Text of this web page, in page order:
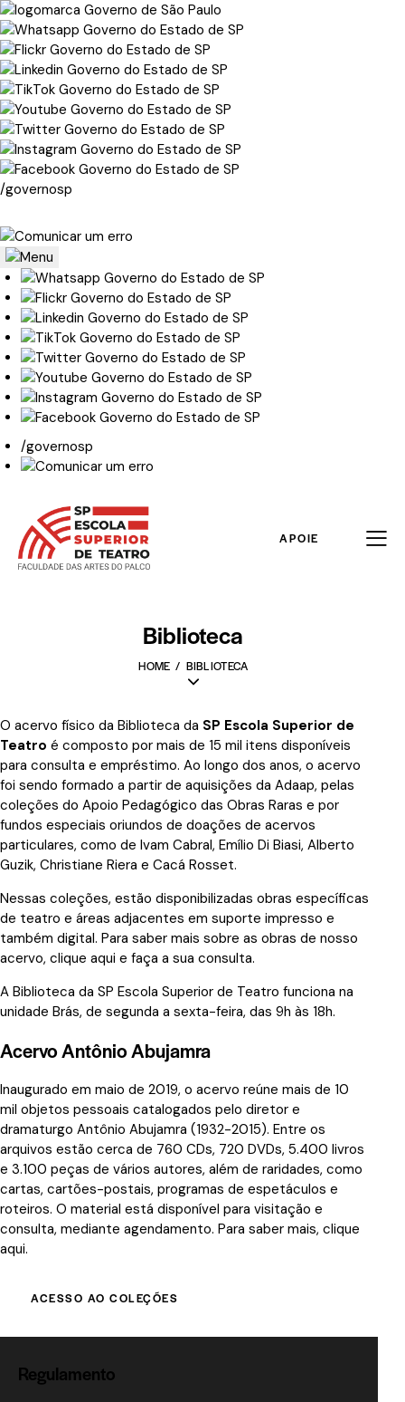
/governosp
/governosp
APOIE
Biblioteca
HOME BIBLIOTECA
O acervo físico da Biblioteca da SP Escola Superior de
Teatro é composto por mais de 15 mil itens disponíveis
para consulta e empréstimo. Ao longo dos anos, o acervo
foi sendo formado a partir de aquisições da Adaap, pelas
coleções do Apoio Pedagógico das Obras Raras e por
fundos especiais oriundos de doações de acervos
particulares, como de Ivam Cabral, Emílio Di Biasi, Alberto
Guzik, Christiane Riera e Cacá Rosset.
Nessas coleções, estão disponibilizadas obras específicas
de teatro e áreas adjacentes em suporte impresso e
também digital. Para saber mais sobre as obras de nosso
acervo, clique aqui e faça a sua consulta.
A Biblioteca da SP Escola Superior de Teatro funciona na
unidade Brás, de segunda a sexta-feira, das 9h às 18h.
Acervo Antônio Abujamra
Inaugurado em maio de 2019, o acervo reúne mais de 10
mil objetos pessoais catalogados pelo diretor e
dramaturgo Antônio Abujamra (1932-2015). Entre os
arquivos estão cerca de 760 CDs, 720 DVDs, 5.400 livros
e 3.100 peças de vários autores, além de raridades, como
cartas, cartões-postais, programas de espetáculos e
roteiros. O material está disponível para visitação e
consulta, mediante agendamento. Para saber mais, clique
aqui.
ACESSO AO COLEÇÕES
Regulamento